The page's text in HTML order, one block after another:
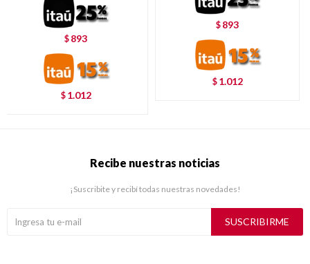
$ 893
$ 1.012
$ 893
$ 1.012
Recibe nuestras noticias
¡Suscribite y recibí todas nuestras novedades!
SUSCRIBIRME